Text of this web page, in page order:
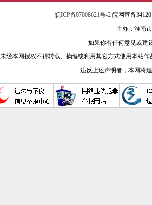
交警温馨提示：车辆超员行驶会
程较短，也不能漠视生命安全超员
皖ICP备07008621号-2 皖网宣备
主办：淮南
如果你有任何意见或建
未经本网授权不得转载、摘编或利用其它方式使用本站
违反上述声明者，本网将